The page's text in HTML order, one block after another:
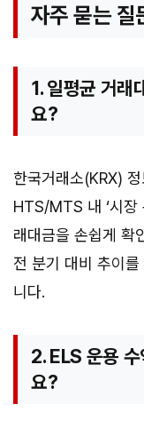
자주 묻는 질
1. 일평균 거래
요?
한국거래소(KRX)
HTS/MTS 내 ‘시장
래대금을 손쉽게 확
전 분기 대비 추이
니다.
2. ELS 운용
요?